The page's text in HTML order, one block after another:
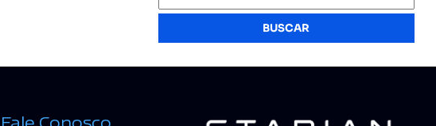
BUSCAR
Fale Conosco